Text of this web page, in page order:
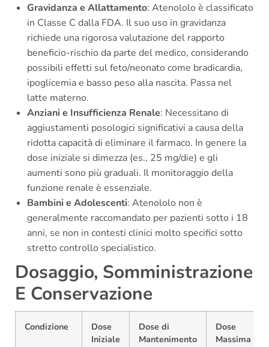
Gravidanza e Allattamento: Atenololo è classificato
in Classe C dalla FDA. Il suo uso in gravidanza
richiede una rigorosa valutazione del rapporto
beneficio-rischio da parte del medico, considerando
possibili effetti sul feto/neonato come bradicardia,
ipoglicemia e basso peso alla nascita. Passa nel
latte materno.
Anziani e Insufficienza Renale: Necessitano di
aggiustamenti posologici significativi a causa della
ridotta capacità di eliminare il farmaco. In genere la
dose iniziale si dimezza (es., 25 mg/die) e gli
aumenti sono più graduali. Il monitoraggio della
funzione renale è essenziale.
Bambini e Adolescenti: Atenololo non è
generalmente raccomandato per pazienti sotto i 18
anni, se non in contesti clinici molto specifici sotto
stretto controllo specialistico.
Dosaggio, Somministrazione
E Conservazione
Condizione
Dose
Iniziale
Dose di
Mantenimento
Dose
Massima